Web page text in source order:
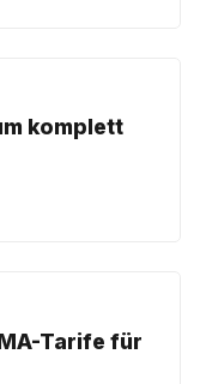
komplett
Tarife für